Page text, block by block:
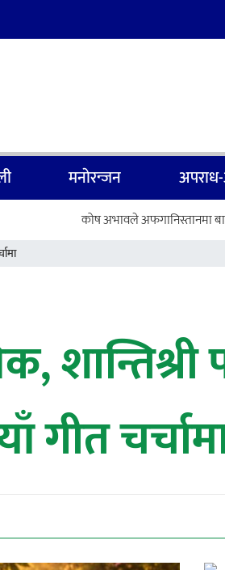
मनाेरन्जन
कोष अभावले अफगानिस्तानमा बाल
गीत